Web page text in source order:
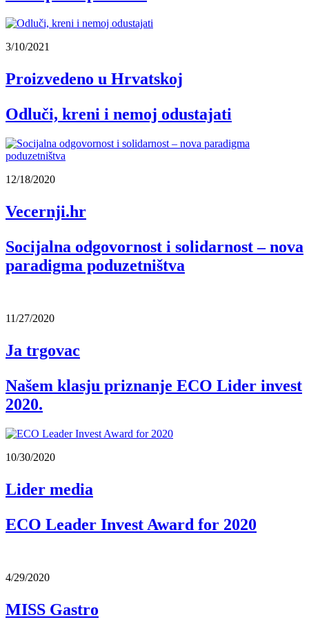
3/10/2021
Proizvedeno u Hrvatskoj
Odluči, kreni i nemoj odustajati
12/18/2020
Vecernji.hr
Socijalna odgovornost i solidarnost – nova
paradigma poduzetništva
11/27/2020
Ja trgovac
Našem klasju priznanje ECO Lider invest
2020.
10/30/2020
Lider media
ECO Leader Invest Award for 2020
4/29/2020
MISS Gastro